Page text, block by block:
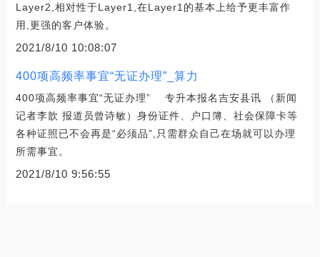
Layer2,相对性于Layer1,在Layer1的基本上给予更丰富作
用,更强的客户体验。
2021/8/10 10:08:07
400项高频率事宜“无证办理”_算力
400项高频率事宜“无证办理” 专升本报名吉安县讯 （新闻
记者李歆 报道员曾诗敏）身份证件、户口簿、社会保障卡等
各种证照已不会再是“必须品”,只需群众自己在场就可以办理
所需事宜。
2021/8/10 9:56:55